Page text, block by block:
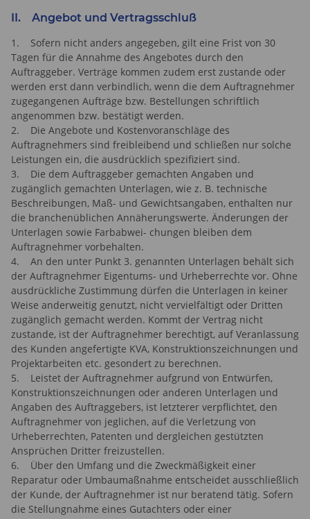
II. Angebot und Vertragsschluß
1. Sofern nicht anders angegeben, gilt eine Frist von 30
Tagen für die Annahme des Angebotes durch den
Auftraggeber. Verträge kommen zudem erst zustande oder
werden erst dann verbindlich, wenn die dem Auftragnehmer
zugegangenen Aufträge bzw. Bestellungen schriftlich
angenommen bzw. bestätigt werden.
2. Die Angebote und Kostenvoranschläge des
Auftragnehmers sind freibleibend und schließen nur solche
Leistungen ein, die ausdrücklich spezifiziert sind.
3. Die dem Auftraggeber gemachten Angaben und
zugänglich gemachten Unterlagen, wie z. B. technische
Beschreibungen, Maß- und Gewichtsangaben, enthalten nur
die branchenüblichen Annäherungswerte. Änderungen der
Unterlagen sowie Farbabwei- chungen bleiben dem
Auftragnehmer vorbehalten.
4. An den unter Punkt 3. genannten Unterlagen behält sich
der Auftragnehmer Eigentums- und Urheberrechte vor. Ohne
ausdrückliche Zustimmung dürfen die Unterlagen in keiner
Weise anderweitig genutzt, nicht vervielfältigt oder Dritten
zugänglich gemacht werden. Kommt der Vertrag nicht
zustande, ist der Auftragnehmer berechtigt, auf Veranlassung
des Kunden angefertigte KVA, Konstruktionszeichnungen und
Projektarbeiten etc. gesondert zu berechnen.
5. Leistet der Auftragnehmer aufgrund von Entwürfen,
Konstruktionszeichnungen oder anderen Unterlagen und
Angaben des Auftraggebers, ist letzterer verpflichtet, den
Auftragnehmer von jeglichen, auf die Verletzung von
Urheberrechten, Patenten und dergleichen gestützten
Ansprüchen Dritter freizustellen.
6. Über den Umfang und die Zweckmäßigkeit einer
Reparatur oder Umbaumaßnahme entscheidet ausschließlich
der Kunde, der Auftragnehmer ist nur beratend tätig. Sofern
die Stellungnahme eines Gutachters oder einer